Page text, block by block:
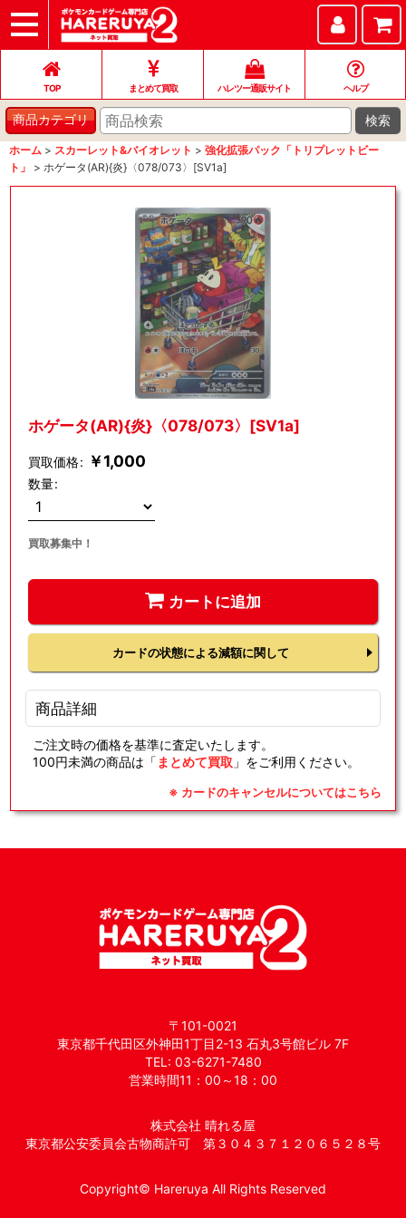
TOP
まとめて買取
ハレツー通販サイト
ヘルプ
お問い合わせ
TOP まとめて買取 ハレツー通販サイト ヘルプ
商品カテゴリ 検索
ホーム > スカーレット&バイオレット > 強化拡張パック「トリプレットビー
ト」
> ホゲータ(AR){炎}〈078/073〉[SV1a]
ホゲータ(AR){炎}〈078/073〉[SV1a]
買取価格: ￥1,000
数量:
買取募集中！
カートに追加
カードの状態による減額に関して
商品詳細
ご注文時の価格を基準に査定いたします。
100円未満の商品は「 まとめて買取 」をご利用ください。
※ カードのキャンセルについてはこちら
〒101-0021
東京都千代田区外神田1丁目2-13 石丸3号館ビル 7F
TEL: 03-6271-7480
営業時間11：00～18：00
株式会社 晴れる屋
東京都公安委員会古物商許可 第３０４３７１２０６５２８号
Copyright© Hareruya All Rights Reserved